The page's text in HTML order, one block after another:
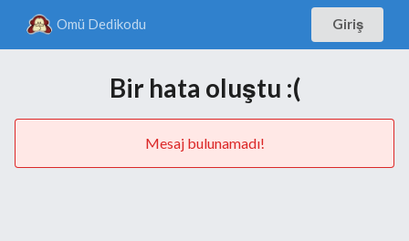
Omü Dedikodu Giriş
Bir hata oluştu :(
Mesaj bulunamadı!